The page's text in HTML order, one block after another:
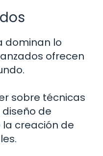
dominan lo
ofrecen
sobre técnicas
de
creación de